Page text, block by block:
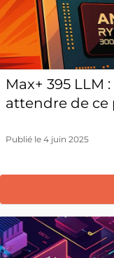
Max+ 395 LLM
attendre de ce
Publié le 4 juin 2025